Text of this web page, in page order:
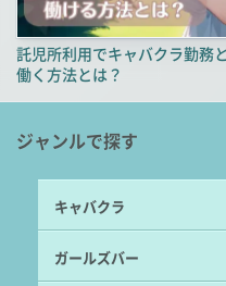
託児所利用でキャバクラ勤務
働く方法とは？
ジャンルで探す
キャバクラ
ガールズバー